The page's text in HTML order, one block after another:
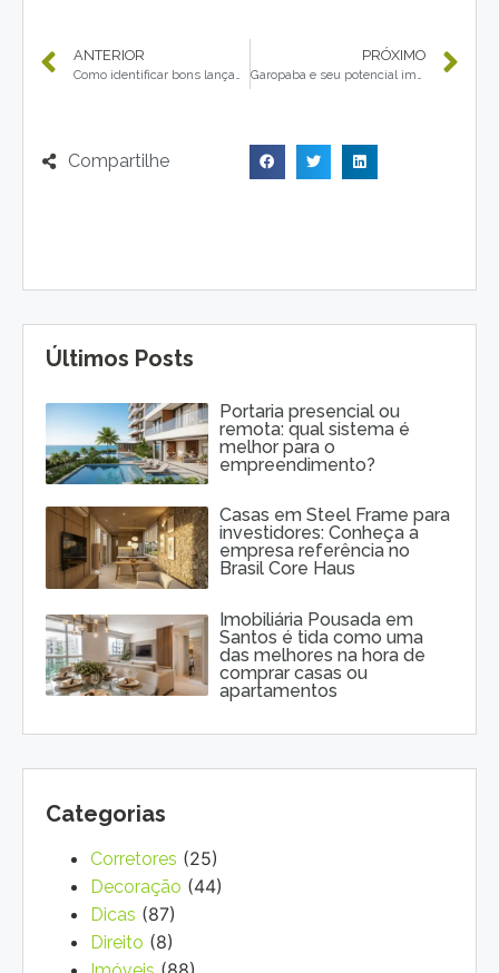
ANTERIOR PRÓXIMO
Compartilhe
Últimos Posts
Portaria presencial ou
remota: qual sistema é
melhor para o
empreendimento?
Casas em Steel Frame para
investidores: Conheça a
empresa referência no
Brasil Core Haus
Imobiliária Pousada em
Santos é tida como uma
das melhores na hora de
comprar casas ou
apartamentos
Categorias
Corretores (25)
Decoração (44)
Dicas (87)
Direito (8)